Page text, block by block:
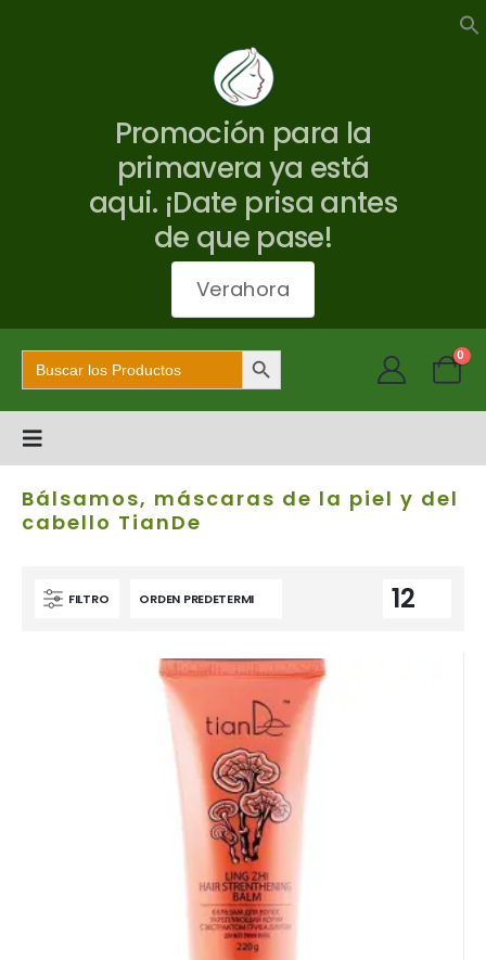
Promoción para la
primavera ya está
aqui. ¡Date prisa antes
de que pase!
Verahora
Buscar: Botón de búsqueda 0
Bálsamos, máscaras de la piel y del
cabello TianDe
FILTRO